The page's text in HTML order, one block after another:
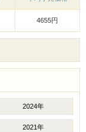
4655円
2024年
2021年